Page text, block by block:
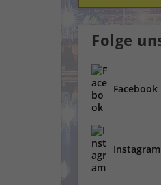
Folge
Facebook
Instagram